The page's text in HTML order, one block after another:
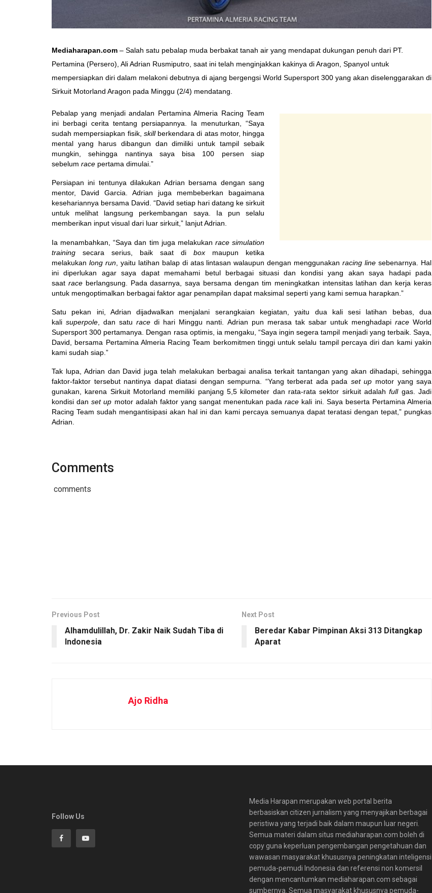
Mediaharapan.com – Salah satu pebalap muda berbakat tanah air yang mendapat dukungan penuh dari PT.
Pertamina (Persero), Ali Adrian Rusmiputro, saat ini telah menginjakkan kakinya di Aragon, Spanyol untuk
mempersiapkan diri dalam melakoni debutnya di ajang bergengsi World Supersport 300 yang akan diselenggarakan di
Sirkuit Motorland Aragon pada Minggu (2/4) mendatang.
Pebalap yang menjadi andalan Pertamina Almeria Racing Team
ini berbagi cerita tentang persiapannya. Ia menuturkan, “Saya
sudah mempersiapkan fisik, skill berkendara di atas motor, hingga
mental yang harus dibangun dan dimiliki untuk tampil sebaik
mungkin, sehingga nantinya saya bisa 100 persen siap
sebelum race pertama dimulai.”
Persiapan ini tentunya dilakukan Adrian bersama dengan sang
mentor, David Garcia. Adrian juga membeberkan bagaimana
kesehariannya bersama David. “David setiap hari datang ke sirkuit
untuk melihat langsung perkembangan saya. Ia pun selalu
memberikan input visual dari luar sirkuit,” lanjut Adrian.
Ia menambahkan, “Saya dan tim juga melakukan race simulation
training
secara serius, baik saat di box
maupun ketika
melakukan long run, yaitu latihan balap di atas lintasan walaupun dengan menggunakan racing line sebenarnya. Hal
ini diperlukan agar saya dapat memahami betul berbagai situasi dan kondisi yang akan saya hadapi pada
saat race berlangsung. Pada dasarnya, saya bersama dengan tim meningkatkan intensitas latihan dan kerja keras
untuk mengoptimalkan berbagai faktor agar penampilan dapat maksimal seperti yang kami semua harapkan.”
Satu pekan ini, Adrian dijadwalkan menjalani serangkaian kegiatan, yaitu dua kali sesi latihan bebas, dua
kali superpole , dan satu race di hari Minggu nanti. Adrian pun merasa tak sabar untuk menghadapi race World
Supersport 300 pertamanya. Dengan rasa optimis, ia mengaku, “Saya ingin segera tampil menjadi yang terbaik. Saya,
David, bersama Pertamina Almeria Racing Team berkomitmen tinggi untuk selalu tampil percaya diri dan kami yakin
kami sudah siap.”
Tak lupa, Adrian dan David juga telah melakukan berbagai analisa terkait tantangan yang akan dihadapi, sehingga
faktor-faktor tersebut nantinya dapat diatasi dengan sempurna. “Yang terberat ada pada set up motor yang saya
gunakan, karena Sirkuit Motorland memiliki panjang 5,5 kilometer dan rata-rata sektor sirkuit adalah full gas. Jadi
kondisi dan set up motor adalah faktor yang sangat menentukan pada race kali ini. Saya beserta Pertamina Almeria
Racing Team sudah mengantisipasi akan hal ini dan kami percaya semuanya dapat teratasi dengan tepat,” pungkas
Adrian.
Comments
comments
Previous Post
Alhamdulillah, Dr. Zakir Naik Sudah Tiba di
Indonesia
Next Post
Beredar Kabar Pimpinan Aksi 313 Ditangkap
Aparat
Ajo Ridha
Follow Us
Media Harapan merupakan web portal berita
berbasiskan citizen jurnalism yang menyajikan berbagai
peristiwa yang terjadi baik dalam maupun luar negeri.
Semua materi dalam situs mediaharapan.com boleh di
copy guna keperluan pengembangan pengetahuan dan
wawasan masyarakat khususnya peningkatan inteligensi
pemuda-pemudi Indonesia dan referensi non komersil
dengan mencantumkan mediaharapan.com sebagai
sumbernya. Semua masyarakat khususnya pemuda-